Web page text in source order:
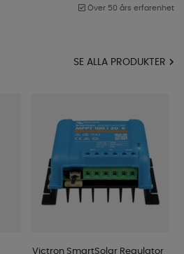
Över 50 års erfarenhet
SE ALLA PRODUKTER
Victron SmartSolar Regulator